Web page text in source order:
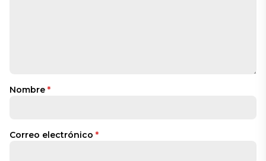
Nombre *
Correo electrónico *